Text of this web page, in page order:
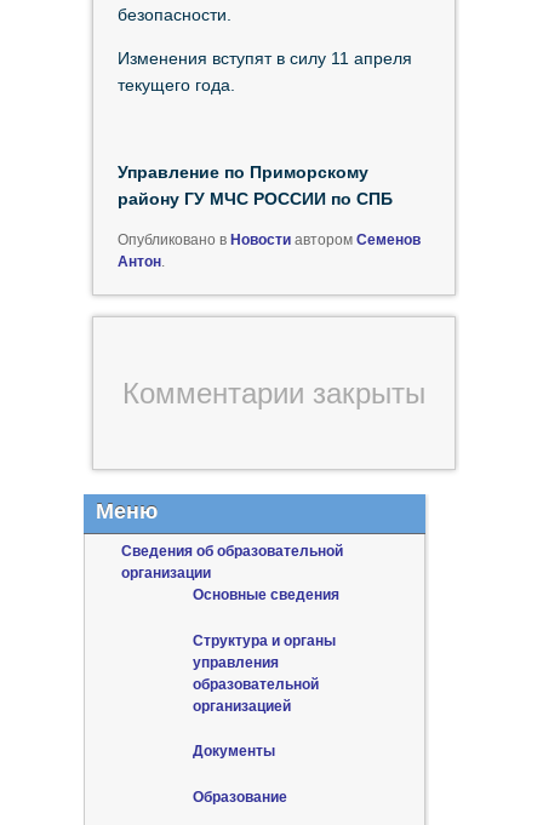
безопасности.
Изменения вступят в силу 11 апреля
текущего года.
Управление по Приморскому
району ГУ МЧС РОССИИ по СПБ
Опубликовано в Новостиавтором Семенов
Антон.
Комментарии закрыты
Меню
Сведения об образовательной
организации
Основные сведения
Структура и органы
управления
образовательной
организацией
Документы
Образование